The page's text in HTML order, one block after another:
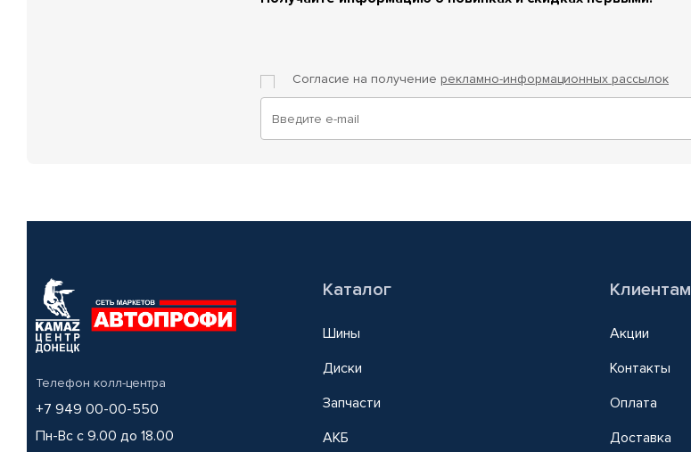
Согласие на получение рекламно-информационных рассылок
Телефон колл-центра
+7 949 00-00-550
Пн-Вс с 9.00 до 18.00
Каталог
Шины
Диски
Запчасти
АКБ
Клиентам
Акции
Контакты
Оплата
Доставка